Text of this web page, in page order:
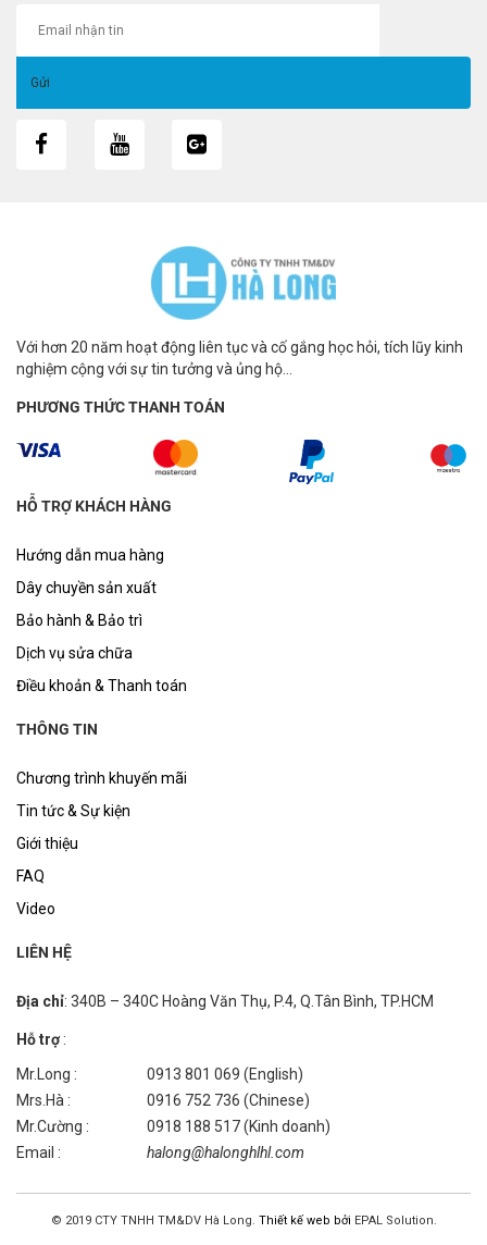
Với hơn 20 năm hoạt động liên tục và cố gắng học hỏi, tích lũy kinh
nghiệm cộng với sự tin tưởng và ủng hộ...
PHƯƠNG THỨC THANH TOÁN
HỖ TRỢ KHÁCH HÀNG
Hướng dẫn mua hàng
Dây chuyền sản xuất
Bảo hành & Bảo trì
Dịch vụ sửa chữa
Điều khoản & Thanh toán
THÔNG TIN
Chương trình khuyến mãi
Tin tức & Sự kiện
Giới thiệu
FAQ
Video
LIÊN HỆ
Địa chỉ: 340B – 340C Hoàng Văn Thụ, P.4, Q.Tân Bình, TP.HCM
Hỗ trợ:
Mr.Long :
0913 801 069 (English)
Mrs.Hà :
0916 752 736 (Chinese)
Mr.Cường :
0918 188 517 (Kinh doanh)
Email :
halong@halonghlhl.com
© 2019 CTY TNHH TM&DV Hà Long. Thiết kế web bởi EPAL Solution.